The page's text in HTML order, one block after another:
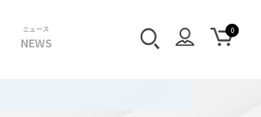
ニュース
NEWS